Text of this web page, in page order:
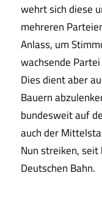
wehrt sich diese
mehreren
Anlass, um
wachsende
Dies dient aber
Bauern
bundesweit auf
auch der
Nun streiken,
Deutschen Bahn.